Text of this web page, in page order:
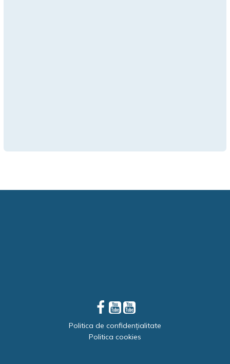
Politica de confidențialitate
Politica cookies